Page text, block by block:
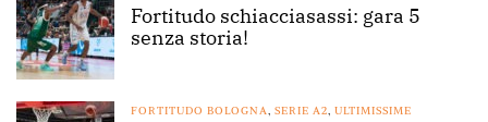
Fortitudo schiacciasassi: gara 5
senza storia!
FORTITUDO BOLOGNA, SERIE A2, ULTIMISSIME